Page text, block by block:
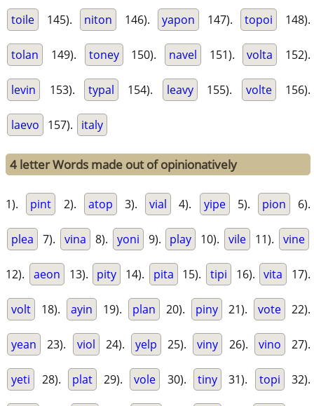
toile 145). niton 146). yapon 147). topoi 148).
tolan 149). toney 150). navel 151). volta 152).
levin 153). typal 154). leavy 155). volte 156).
laevo 157). italy
4 letter Words made out of opinionatively
1). pint 2). atop 3). vial 4). yipe 5). pion 6).
plea 7). vina 8). yoni 9). play 10). vile 11). vine
12). aeon 13). pity 14). pita 15). tipi 16). vita 17).
volt 18). ayin 19). plan 20). piny 21). vote 22).
yean 23). viol 24). yelp 25). viny 26). vino 27).
yeti 28). plat 29). vole 30). tiny 31). topi 32).